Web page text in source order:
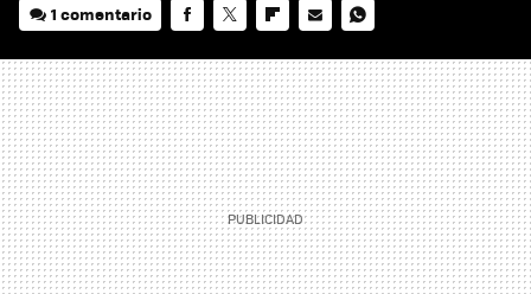
1 comentario
MAIL